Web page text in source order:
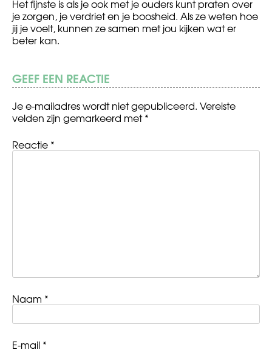
Het fijnste is als je ook met je ouders kunt praten over
je zorgen, je verdriet en je boosheid. Als ze weten hoe
jij je voelt, kunnen ze samen met jou kijken wat er
beter kan.
GEEF EEN REACTIE
Je e-mailadres wordt niet gepubliceerd. Vereiste
velden zijn gemarkeerd met*
Reactie *
Naam *
E-mail *